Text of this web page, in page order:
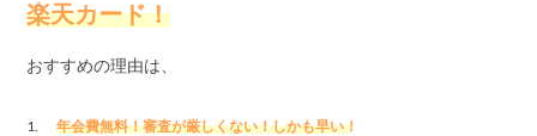
楽天カード！
おすすめの理由は、
年会費無料！審査が厳しくない！しかも早い！